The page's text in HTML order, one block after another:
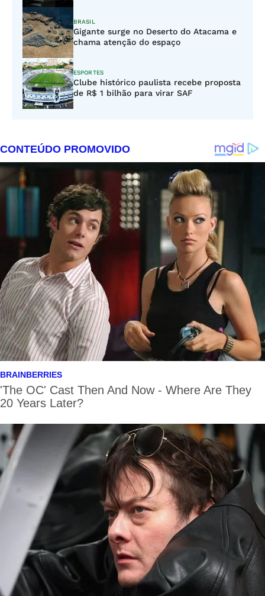
BRASIL
Gigante surge no Deserto do Atacama e
chama atenção do espaço
ESPORTES
Clube histórico paulista recebe proposta
de R$ 1 bilhão para virar SAF